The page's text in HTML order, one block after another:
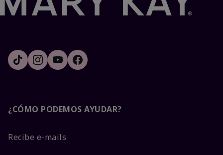
¿CÓMO PODEMOS AYUDAR?
Recibe e-mails